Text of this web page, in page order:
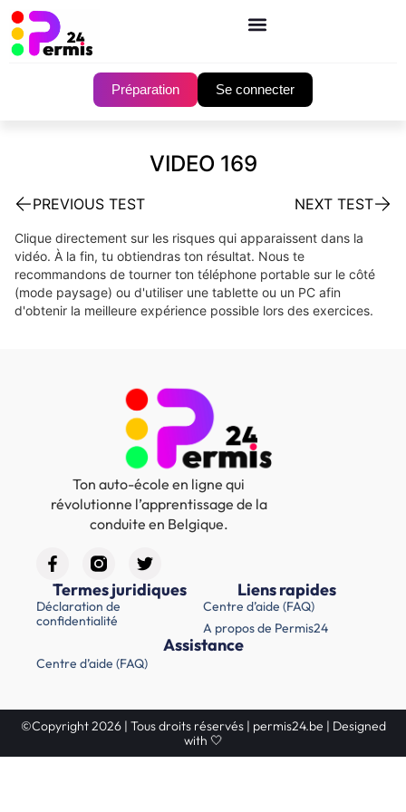
Préparation Se connecter
VIDEO 169
PREVIOUS TEST NEXT TEST
Clique directement sur les risques qui apparaissent dans la
vidéo. À la fin, tu obtiendras ton résultat. Nous te
recommandons de tourner ton téléphone portable sur le côté
(mode paysage) ou d'utiliser une tablette ou un PC afin
d'obtenir la meilleure expérience possible lors des exercices.
Ton auto-école en ligne qui
révolutionne l’apprentissage de la
conduite en Belgique.
Liens rapides
Centre d’aide (FAQ)
A propos de Permis24
Termes juridiques
Déclaration de
confidentialité
Assistance
Centre d’aide (FAQ)
©Copyright 2026 | Tous droits réservés | permis24.be | Designed
with 🤍